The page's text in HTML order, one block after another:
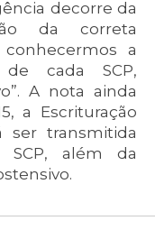
decorre da
da correta
a
de cada SCP,
A nota ainda
a Escrituração
ser transmitida
SCP, além da